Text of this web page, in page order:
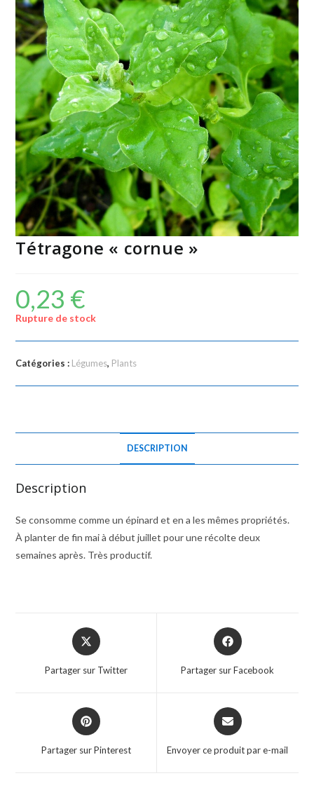
Tétragone « cornue »
0,23 €
Rupture de stock
Catégories : Légumes, Plants
DESCRIPTION
Description
Se consomme comme un épinard et en a les mêmes propriétés.
À planter de fin mai à début juillet pour une récolte deux
semaines après. Très productif.
Opens
in
new
Partager sur Twitter
Opens
in
Partager sur Facebook
Opens
in
Partager sur Pinterest
Opens
in
new
Envoyer ce produit par e-mail